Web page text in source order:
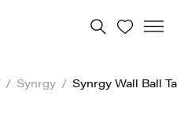
/ Synrgy / Synrgy Wall Ball